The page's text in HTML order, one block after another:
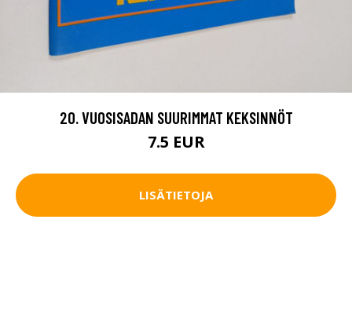
20. VUOSISADAN SUURIMMAT KEKSINNÖT
7.5 EUR
LISÄTIETOJA